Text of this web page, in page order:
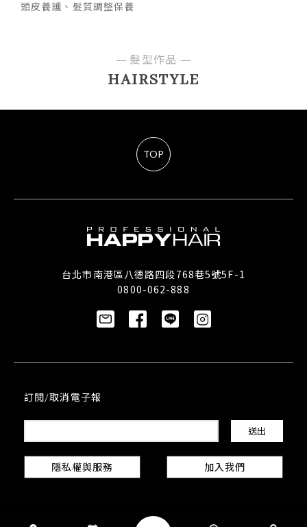
頭皮養護、髮質調整保養
HAIRSTYLE
髮型作品
TOP
台北市南港區八德路四段768巷5號5F-1
0800-062-888
訂閱/取消電子報
隱私權與服務 加入我們